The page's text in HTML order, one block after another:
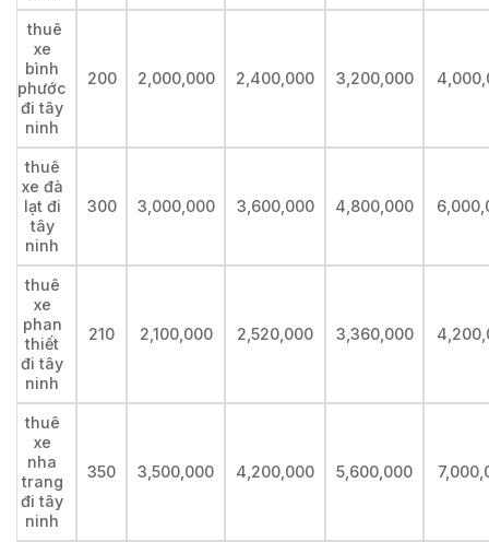
thuê
xe
bình
phước
đi tây
ninh
200 2,000,000 2,400,000 3,200,000
thuê
xe đà
lạt đi
tây
ninh
300 3,000,000 3,600,000 4,800,000
thuê
xe
phan
thiết
đi tây
ninh
210 2,100,000 2,520,000 3,360,000
thuê
xe
nha
trang
đi tây
ninh
350 3,500,000 4,200,000 5,600,000